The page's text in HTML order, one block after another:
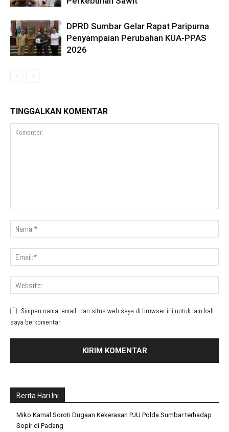
DPRD Sumbar Gelar Rapat Paripurna
Penyampaian Perubahan KUA-PPAS
2026
TINGGALKAN KOMENTAR
Simpan nama, email, dan situs web saya di browser ini untuk lain kali
saya berkomentar.
Berita Hari Ini
Miko Kamal Soroti Dugaan Kekerasan PJU Polda Sumbar terhadap
Sopir di Padang